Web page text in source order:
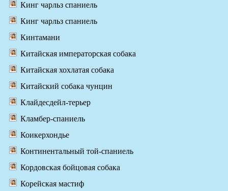
Кинг чарльз спаниель
Кинг чарльз спаниель
Кинтамани
Китайская императорская собака
Китайская хохлатая собака
Китайский собака чунцин
Клайдесдейл-терьер
Кламбер-спаниель
Коикерхондье
Континентальный той-спаниель
Кордовская бойцовая собака
Корейская мастиф